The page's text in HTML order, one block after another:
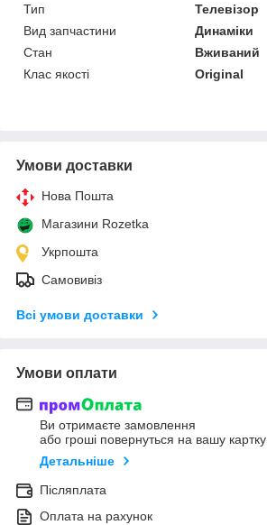
Тип
Телевізор
Вид запчастини
Динаміки
Стан
Вживаний
Клас якості
Original
Умови доставки
Нова Пошта
Магазини Rozetka
Укрпошта
Самовивіз
Всі умови доставки
Умови оплати
Ви отримаєте замовлення
або гроші повернуться на вашу картку
Детальніше
Післяплата
Оплата на рахунок